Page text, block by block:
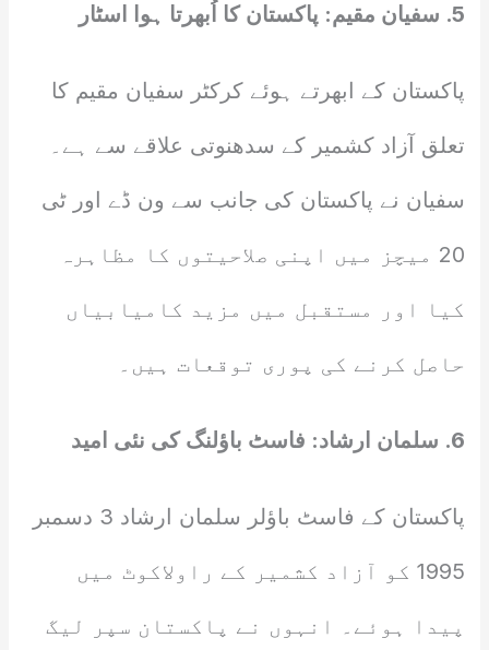
5. سفیان مقیم: پاکستان کا اُبھرتا ہوا اسٹار
پاکستان کے ابھرتے ہوئے کرکٹر سفیان مقیم کا
تعلق آزاد کشمیر کے سدھنوتی علاقے سے ہے۔
سفیان نے پاکستان کی جانب سے ون ڈے اور ٹی
20 میچز میں اپنی صلاحیتوں کا مظاہرہ
کیا اور مستقبل میں مزید کامیابیاں
حاصل کرنے کی پوری توقعات ہیں۔
6. سلمان ارشاد: فاسٹ باؤلنگ کی نئی امید
پاکستان کے فاسٹ باؤلر سلمان ارشاد 3 دسمبر
1995 کو آزاد کشمیر کے راولاکوٹ میں
پیدا ہوئے۔ انہوں نے پاکستان سپر لیگ